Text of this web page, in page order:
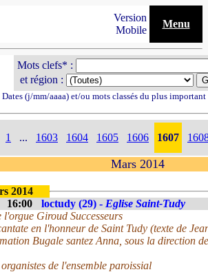
Version
Mobile
Menu
Mots clefs* :
et région :
(j/mm/aaaa) et/ou mots classés du plus
1 ... 1603 1604 1605 1606 1607
Mars 2014
2014
16:00
loctudy (29) - Eglise Saint-Tudy
Giroud Successeurs
en l'honneur de Saint Tudy (texte de
Bugale santez Anna, sous la direction
de l'ensemble paroissial